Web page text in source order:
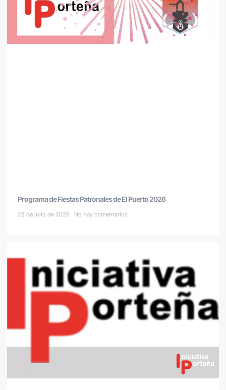
Programa de Fiestas Patronales de El Puerto 2026
22 de julio de 2026 No hay comentarios